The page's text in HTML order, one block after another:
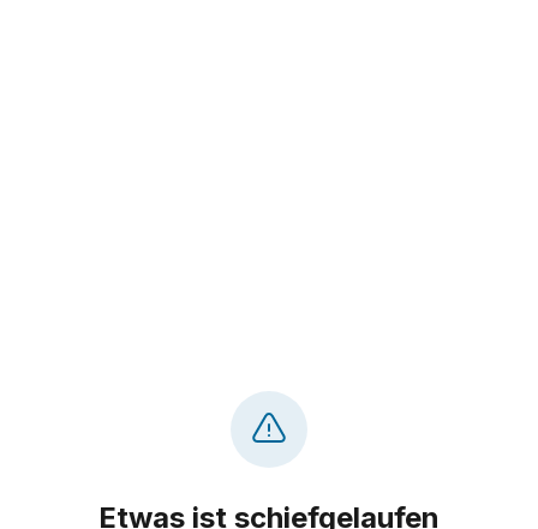
Etwas ist schiefgelaufen